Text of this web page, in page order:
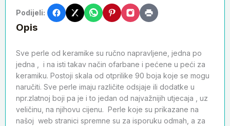
Podijeli:
Opis
Sve perle od keramike su ručno napravljene, jedna po
jedna , i na isti takav način ofarbane i pećene u peći za
keramiku. Postoji skala od otprilike 90 boja koje se mogu
naručiti. Sve perle imaju različite odsjaje ili dodatke u
npr.zlatnoj boji pa je i to jedan od najvažnijih utjecaja , uz
veličinu, na njihovu cijenu. Perle koje su prikazane na
našoj web stranici spremne su za isporuku odmah, a za